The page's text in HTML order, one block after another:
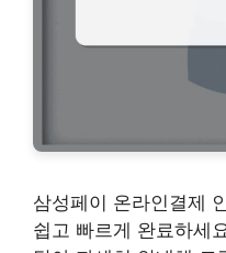
삼성페이 온라인결제
쉽고 빠르게 완료하세